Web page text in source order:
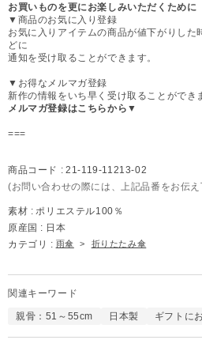
お買いものを更にお楽しみいただくために
▼商品のお気に入り登録
お気に入りアイテムの商品が値下がりした
どに
通知を受け取ることができます。
▼お得なメルマガ登録
新作の情報をいち早く受け取ることができ
メルマガ登録はこちらから▼
===
商品コード : 21-119-11213-02
(お問い合わせの際には、上記品番をお伝
素材 : ポリエステル100％
原産国 : 日本
カテゴリ : 雨傘 > 折りたたみ傘
関連キーワード
親骨：51～55cm 日本製 ギフトに